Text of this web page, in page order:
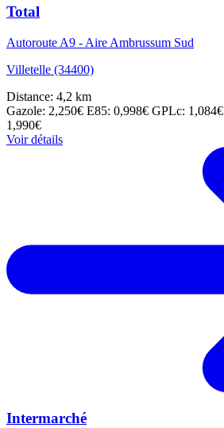
Total
Autoroute A9 - Aire Ambrussum Sud
Villetelle (34400)
Distance: 4,2 km
Gazole: 2,250€ E85: 0,998€ GPLc: 1,084€
1,990€
Voir détails
Intermarché